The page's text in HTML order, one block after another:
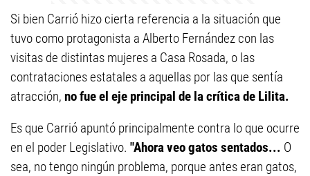
Si bien Carrió hizo cierta referencia a la situación que
tuvo como protagonista a Alberto Fernández con las
visitas de distintas mujeres a Casa Rosada, o las
contrataciones estatales a aquellas por las que sentía
atracción, no fue el eje principal de la crítica de Lilita.
Es que Carrió apuntó principalmente contra lo que ocurre
en el poder Legislativo. "Ahora veo gatos sentados... O
sea, no tengo ningún problema, porque antes eran gatos,